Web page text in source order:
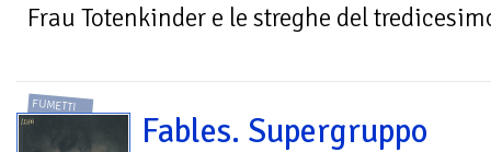
Frau Totenkinder e le streghe del
FUMETTI
Fables. Supergruppo